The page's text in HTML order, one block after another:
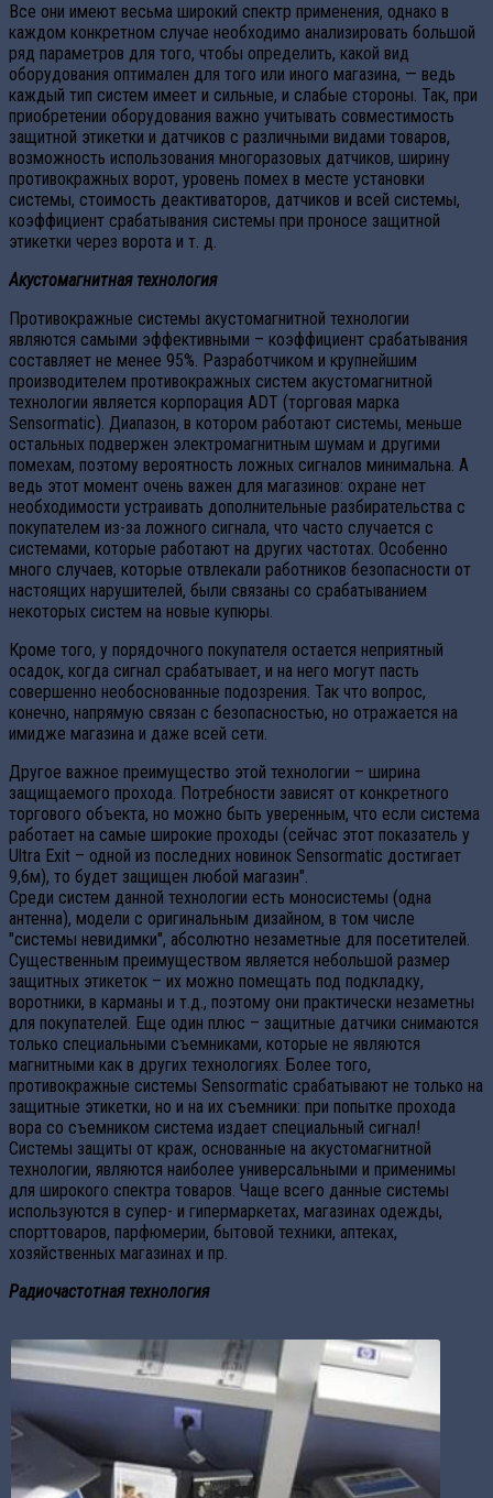
Все они имеют весьма широкий спектр применения, однако в
каждом конкретном случае необходимо анализировать большой
ряд параметров для того, чтобы определить, какой вид
оборудования оптимален для того или иного магазина, — ведь
каждый тип систем имеет и сильные, и слабые стороны. Так, при
приобретении оборудования важно учитывать совместимость
защитной этикетки и датчиков с различными видами товаров,
возможность использования многоразовых датчиков, ширину
противокражных ворот, уровень помех в месте установки
системы, стоимость деактиваторов, датчиков и всей системы,
коэффициент срабатывания системы при проносе защитной
этикетки через ворота и т. д.
Акустомагнитная технология
Противокражные системы акустомагнитной технологии
являются самыми эффективными – коэффициент срабатывания
составляет не менее 95%. Разработчиком и крупнейшим
производителем противокражных систем акустомагнитной
технологии является корпорация ADT (торговая марка
Sensormatic). Диапазон, в котором работают системы, меньше
остальных подвержен электромагнитным шумам и другими
помехам, поэтому вероятность ложных сигналов минимальна. А
ведь этот момент очень важен для магазинов: охране нет
необходимости устраивать дополнительные разбирательства с
покупателем из-за ложного сигнала, что часто случается с
системами, которые работают на других частотах. Особенно
много случаев, которые отвлекали работников безопасности от
настоящих нарушителей, были связаны со срабатыванием
некоторых систем на новые купюры.
Кроме того, у порядочного покупателя остается неприятный
осадок, когда сигнал срабатывает, и на него могут пасть
совершенно необоснованные подозрения. Так что вопрос,
конечно, напрямую связан с безопасностью, но отражается на
имидже магазина и даже всей сети.
Другое важное преимущество этой технологии – ширина
защищаемого прохода. Потребности зависят от конкретного
торгового объекта, но можно быть уверенным, что если система
работает на самые широкие проходы (сейчас этот показатель у
Ultra Exit – одной из последних новинок Sensormatic достигает
9,6м), то будет защищен любой магазин".
Среди систем данной технологии есть моносистемы (одна
антенна), модели с оригинальным дизайном, в том числе
"системы невидимки", абсолютно незаметные для посетителей.
Существенным преимуществом является небольшой размер
защитных этикеток – их можно помещать под подкладку,
воротники, в карманы и т.д., поэтому они практически незаметны
для покупателей. Еще один плюс – защитные датчики снимаются
только специальными съемниками, которые не являются
магнитными как в других технологиях. Более того,
противокражные системы Sensormatic срабатывают не только на
защитные этикетки, но и на их съемники: при попытке прохода
вора со съемником система издает специальный сигнал!
Системы защиты от краж, основанные на акустомагнитной
технологии, являются наиболее универсальными и применимы
для широкого спектра товаров. Чаще всего данные системы
используются в супер- и гипермаркетах, магазинах одежды,
спорттоваров, парфюмерии, бытовой техники, аптеках,
хозяйственных магазинах и пр.
Радиочастотная технология